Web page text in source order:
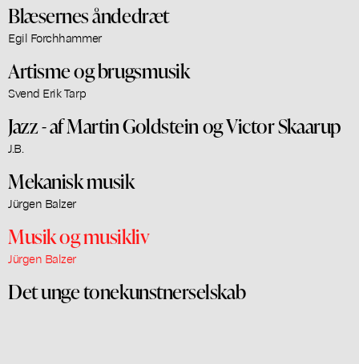
Blæsernes åndedræt
Egil Forchhammer
Artisme og brugsmusik
Svend Erik Tarp
Jazz - af Martin Goldstein og Victor Skaarup
J.B.
Mekanisk musik
Jürgen Balzer
Musik og musikliv
Jürgen Balzer
Det unge tonekunstnerselskab